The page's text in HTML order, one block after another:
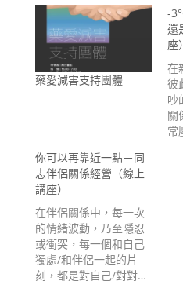
享
至
F
a
c
e
b
o
o
窗
中
開
啟
i
t
t
e
r
(
在
新
視
m
新
件
傳
(
藥愛減害支持團體
-
還
座）
在
彼
吵
關
常
你可以再靠近一點－同
志伴侶關係經營（線上
講座）
在伴侶關係中，每一次
的情緒波動，乃至隱忍
或衝突，每一個和自己
獨處/和伴侶一起的片
刻，都是對自己/對對…